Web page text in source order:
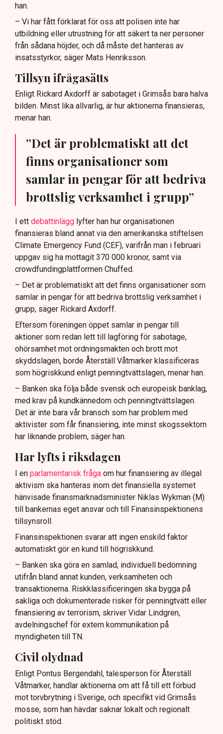
han.
– Vi har fått förklarat för oss att polisen inte har
utbildning eller utrustning för att säkert ta ner personer
från sådana höjder, och då måste det hanteras av
insatsstyrkor, säger Mats Henriksson.
Tillsyn ifrågasätts
Enligt Rickard Axdorff är sabotaget i Grimsås bara halva
bilden. Minst lika allvarlig, är hur aktionerna finansieras,
menar han.
”Det är problematiskt att det
finns organisationer som
samlar in pengar för att bedriva
brottslig verksamhet i grupp”
I ett debattinlägg lyfter han hur organisationen
finansieras bland annat via den amerikanska stiftelsen
Climate Emergency Fund (CEF), varifrån man i februari
uppgav sig ha mottagit 370 000 kronor, samt via
crowdfundingplattformen Chuffed.
– Det är problematiskt att det finns organisationer som
samlar in pengar för att bedriva brottslig verksamhet i
grupp, säger Rickard Axdorff.
Eftersom föreningen öppet samlar in pengar till
aktioner som redan lett till lagföring för sabotage,
ohörsamhet mot ordningsmakten och brott mot
skyddslagen, borde Återställ Våtmarker klassificeras
som högriskkund enligt penningtvättslagen, menar han.
– Banken ska följa både svensk och europeisk banklag,
med krav på kundkännedom och penningtvättslagen.
Det är inte bara vår bransch som har problem med
aktivister som får finansiering, inte minst skogssektorn
har liknande problem, säger han.
Har lyfts i riksdagen
I en parlamentarisk fråga om hur finansiering av illegal
aktivism ska hanteras inom det finansiella systemet
hänvisade finansmarknadsminister Niklas Wykman (M)
till bankernas eget ansvar och till Finansinspektionens
tillsynsroll.
Finansinspektionen svarar att ingen enskild faktor
automatiskt gör en kund till högriskkund.
– Banken ska göra en samlad, individuell bedömning
utifrån bland annat kunden, verksamheten och
transaktionerna. Riskklassificeringen ska bygga på
sakliga och dokumenterade risker för penningtvätt eller
finansiering av terrorism, skriver Vidar Lindgren,
avdelningschef för extern kommunikation på
myndigheten till TN.
Civil olydnad
Enligt Pontus Bergendahl, talesperson för Återställ
Våtmarker, handlar aktionerna om att få till ett förbud
mot torvbrytning i Sverige, och specifikt vid Grimsås
mosse, som han hävdar saknar lokalt och regionalt
politiskt stöd.